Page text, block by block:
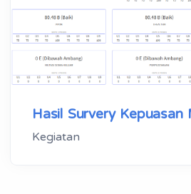
Hasil Survery Kepuasan
Kegiatan